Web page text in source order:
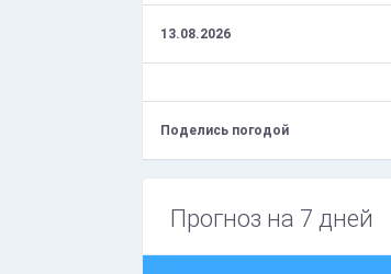
13.08.2026
Поделись погодой
Прогноз на 7 дней